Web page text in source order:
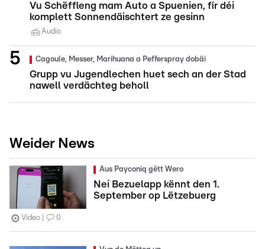
Vu Schëffleng mam Auto a Spuenien, fir déi
komplett Sonnendäischtert ze gesinn
Audio
Cagoule, Messer, Marihuana a Pefferspray dobäi
Grupp vu Jugendlechen huet sech an der Stad
nawell verdächteg beholl
Weider News
Aus Payconiq gëtt Wero
Nei Bezuelapp kënnt den 1.
September op Lëtzebuerg
Video 0